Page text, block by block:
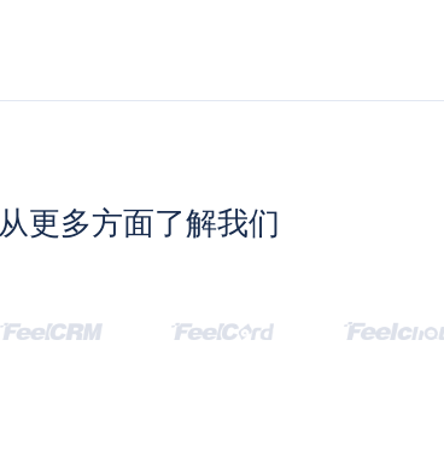
从更多方面了解我们